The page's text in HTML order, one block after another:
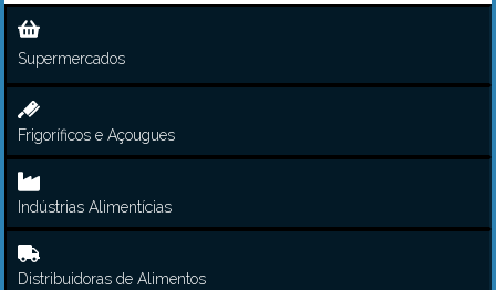
Supermercados
Frigoríficos e Açougues
Indústrias Alimentícias
Distribuidoras de Alimentos